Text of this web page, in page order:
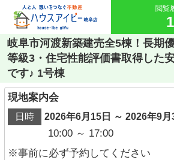
閲覧
1
岐阜市河渡新築建売全5棟！長期
等級3・住宅性能評価書取得した
です♪ 1号棟
現地案内会
日時 2026年6月15日 ～ 2026年9月
10:00 ～ 17:00
※事前に必ず予約してください